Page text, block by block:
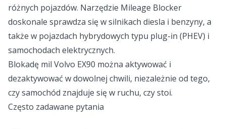
różnych pojazdów. Narzędzie Mileage Blocker
doskonale sprawdza się w silnikach diesla i benzyny, a
także w pojazdach hybrydowych typu plug-in (PHEV) i
samochodach elektrycznych.
Blokadę mil Volvo EX90 można aktywować i
dezaktywować w dowolnej chwili, niezależnie od tego,
czy samochód znajduje się w ruchu, czy stoi.
Często zadawane pytania